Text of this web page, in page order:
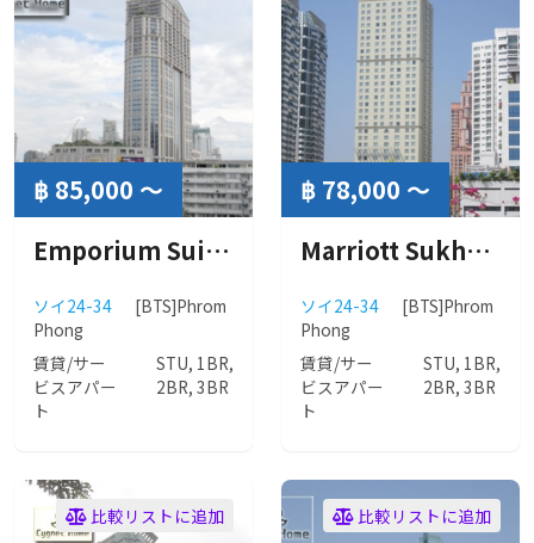
฿ 85,000 ～
Emporium Suites (エンポリアムスイート)
ソイ24-34
[BTS]Phrom
Phong
賃貸/サー
ビスアパー
ト
STU, 1BR,
2BR, 3BR
฿ 78,000 ～
Marriott Sukhumvit Park (マリオット スクンビット パーク）
ソイ24-34
[BTS]Phrom
Phong
賃貸/サー
ビスアパー
ト
STU, 1BR,
2BR, 3BR
比較リストに追加 比較リストに追加